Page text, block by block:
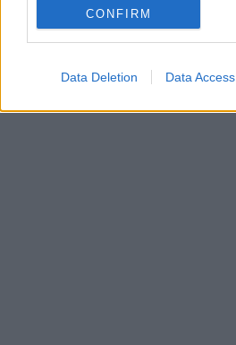
CONFIRM
Data Deletion Data Access